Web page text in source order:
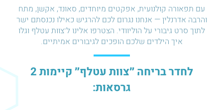
עם תפאורה קולנועית, אפקטים מיוחדים, סאונד, אקשן, מתח
והרבה אדרנלין — אנחנו נגרום לכם להרגיש כאילו נכנסתם ישר
לתוך סרט גיבורי על הוליוודי. הצטרפו אלינו ל־צוות עטלף וגלו
איך הילדים שלכם הופכים לגיבורים אמיתיים.
לחדר בריחה ״צוות עטלף״ קיימות 2
גרסאות: